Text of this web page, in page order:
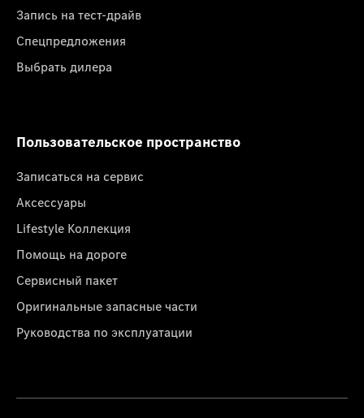
Запись на тест-драйв
Спецпредложения
Выбрать дилера
Пользовательское пространство
Записаться на сервис
Аксессуары
Lifestyle Коллекция
Помощь на дороге
Сервисный пакет
Оригинальные запасные части
Руководства по эксплуатации